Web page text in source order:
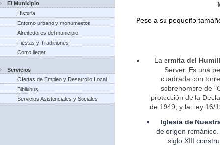
El Municipio
Historia
Entorno urbano y monumentos
Alrededores del municipio
Fiestas y Tradiciones
Como llegar
Servicios
Ofertas de Empleo y Desarrollo Local
Bibliobus
Servicios Asistenciales y Sociales
Pese a su pequeño
La ermita del
Server. Es una
cuadrada con
sobrenombre de
protección de la
de 1949, y la Ley 16/
Iglesia de
deorigen
siglo XIII